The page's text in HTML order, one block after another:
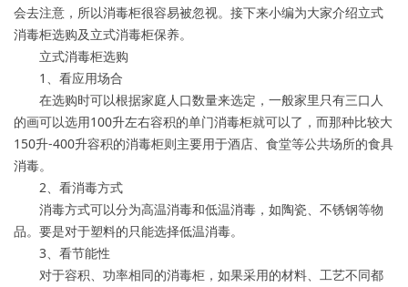
会去注意，所以消毒柜很容易被忽视。接下来小编为大家介绍立式
消毒柜选购及立式消毒柜保养。
立式消毒柜选购
1、看应用场合
在选购时可以根据家庭人口数量来选定，一般家里只有三口人
的画可以选用100升左右容积的单门消毒柜就可以了，而那种比较大
150升-400升容积的消毒柜则主要用于酒店、食堂等公共场所的食具
消毒。
2、看消毒方式
消毒方式可以分为高温消毒和低温消毒，如陶瓷、不锈钢等物
品。要是对于塑料的只能选择低温消毒。
3、看节能性
对于容积、功率相同的消毒柜，如果采用的材料、工艺不同都